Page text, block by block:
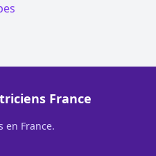
France
en France.